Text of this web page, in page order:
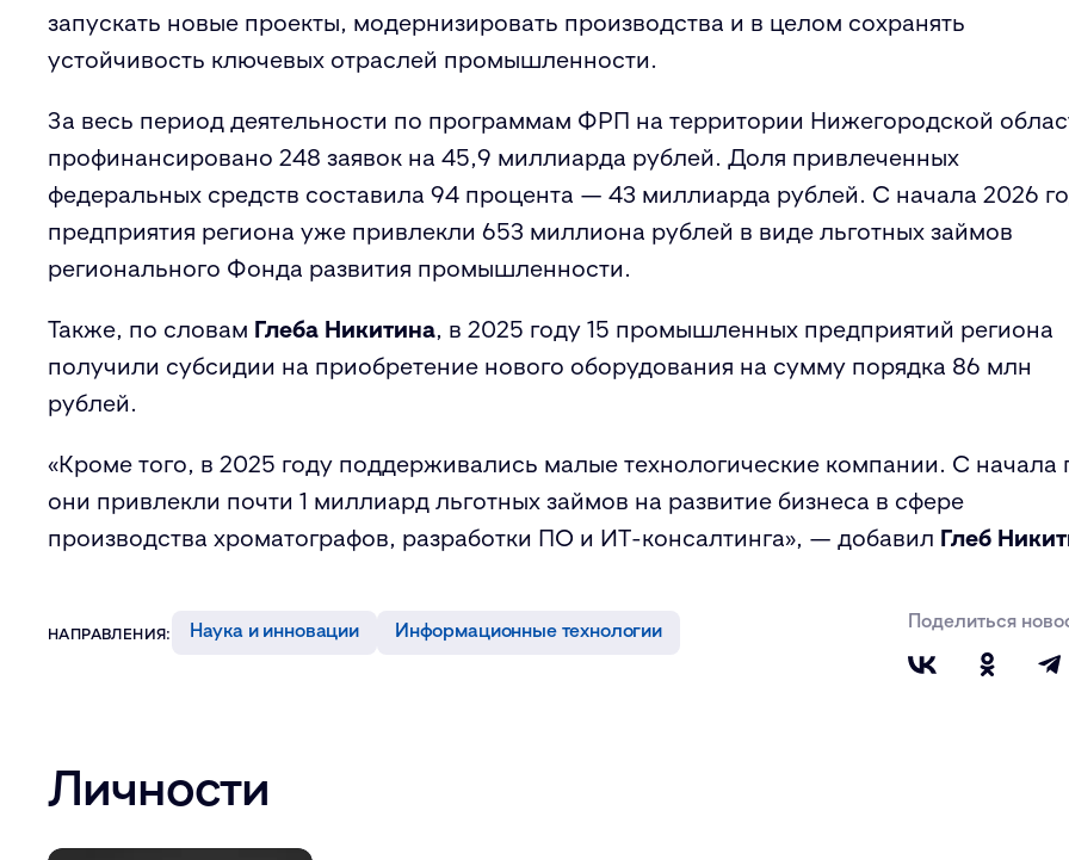
запускать новые проекты, модернизировать производства и в целом сохранять
устойчивость ключевых отраслей промышленности.
За весь период деятельности по программам ФРП на территории Нижегородской
профинансировано 248 заявок на 45,9 миллиарда рублей. Доля привлеченных
федеральных средств составила 94 процента — 43 миллиарда рублей. С начала 2026
предприятия региона уже привлекли 653 миллиона рублей в виде льготных займов
регионального Фонда развития промышленности.
Также, по словам Глеба Никитина, в 2025 году 15 промышленных предприятий региона
получили субсидии на приобретение нового оборудования на сумму порядка 86 млн
рублей.
«Кроме того, в 2025 году поддерживались малые технологические компании. С начала
они привлекли почти 1 миллиард льготных займов на развитие бизнеса в сфере
производства хроматографов, разработки ПО и ИТ-консалтинга», — добавил Глеб
НАПРАВЛЕНИЯ: Наука и инновации Информационные технологии Поделиться
Личности